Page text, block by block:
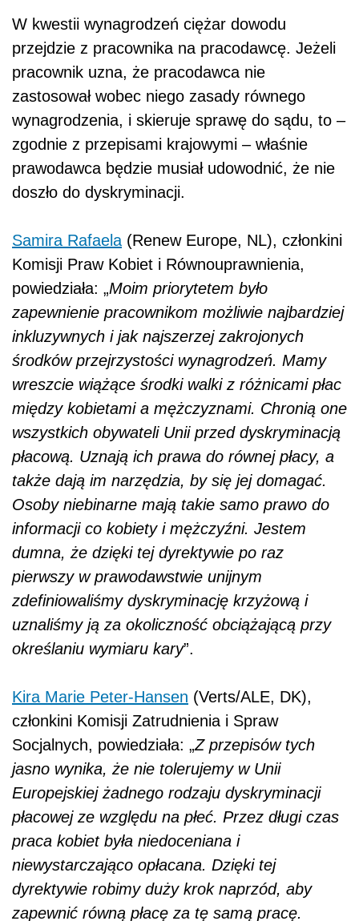
W kwestii wynagrodzeń ciężar dowodu
przejdzie z pracownika na pracodawcę. Jeżeli
pracownik uzna, że pracodawca nie
zastosował wobec niego zasady równego
wynagrodzenia, i skieruje sprawę do sądu, to –
zgodnie z przepisami krajowymi – właśnie
prawodawca będzie musiał udowodnić, że nie
doszło do dyskryminacji.
Samira Rafaela (Renew Europe, NL), członkini
Komisji Praw Kobiet i Równouprawnienia,
powiedziała: „Moim priorytetem było
zapewnienie pracownikom możliwie najbardziej
inkluzywnych i jak najszerzej zakrojonych
środków przejrzystości wynagrodzeń. Mamy
wreszcie wiążące środki walki z różnicami płac
między kobietami a mężczyznami. Chronią one
wszystkich obywateli Unii przed dyskryminacją
płacową. Uznają ich prawa do równej płacy, a
także dają im narzędzia, by się jej domagać.
Osoby niebinarne mają takie samo prawo do
informacji co kobiety i mężczyźni. Jestem
dumna, że dzięki tej dyrektywie po raz
pierwszy w prawodawstwie unijnym
zdefiniowaliśmy dyskryminację krzyżową i
uznaliśmy ją za okoliczność obciążającą przy
określaniu wymiaru kary”.
Kira Marie Peter-Hansen (Verts/ALE, DK),
członkini Komisji Zatrudnienia i Spraw
Socjalnych, powiedziała: „Z przepisów tych
jasno wynika, że nie tolerujemy w Unii
Europejskiej żadnego rodzaju dyskryminacji
płacowej ze względu na płeć. Przez długi czas
praca kobiet była niedoceniana i
niewystarczająco opłacana. Dzięki tej
dyrektywie robimy duży krok naprzód, aby
zapewnić równą płacę za tę samą pracę.